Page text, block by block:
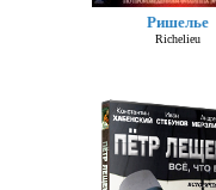
Ришелье
Richelieu